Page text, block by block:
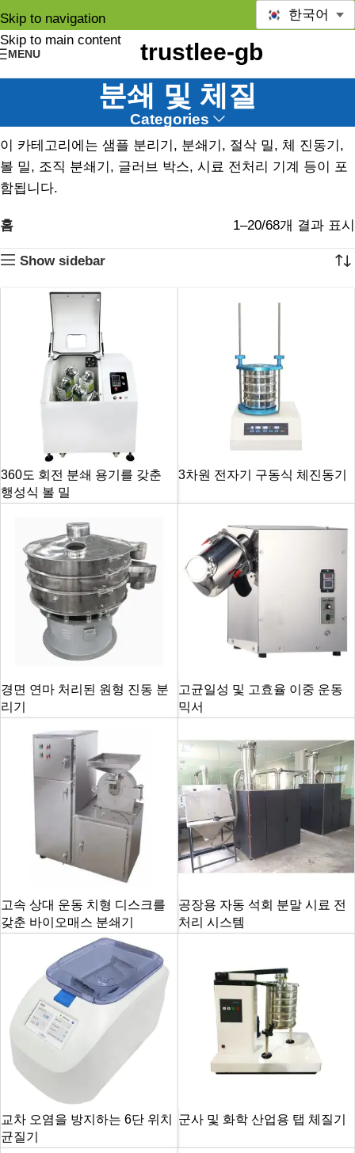
Skip to navigation
Skip to main content
MENU
한국어
분쇄 및 체질
Categories
이 카테고리에는 샘플 분리기, 분쇄기, 절삭 밀, 체 진동기,
볼 밀, 조직 분쇄기, 글러브 박스, 시료 전처리 기계 등이 포
함됩니다.
홈 1–20/68개 결과 표시
Show sidebar
360도 회전 분쇄 용기를 갖춘
행성식 볼 밀
3차원 전자기 구동식 체진동기
경면 연마 처리된 원형 진동 분
리기
고균일성 및 고효율 이중 운동
믹서
고속 상대 운동 치형 디스크를
갖춘 바이오매스 분쇄기
공장용 자동 석회 분말 시료 전
처리 시스템
교차 오염을 방지하는 6단 위치
균질기
군사 및 화학 산업용 탭 체질기